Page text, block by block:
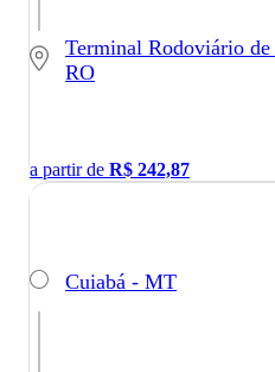
Terminal Rodoviário
RO
a partir de R$ 242,87
Cuiabá - MT